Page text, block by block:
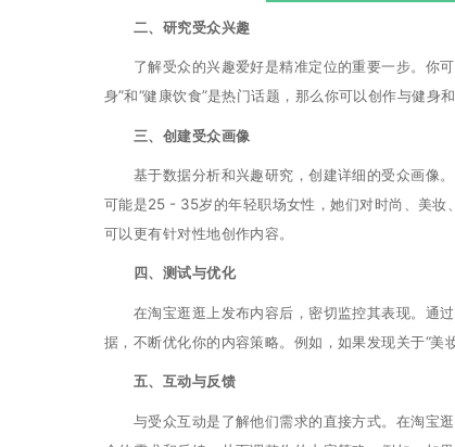
二、研究受众兴趣
了解受众的兴趣爱好是精准定位的重要一步。你可
身”和“健康饮食”是热门话题，那么你可以创作与健身
三、创建受众画像
基于数据分析和兴趣研究，创建详细的受众画像。
可能是25 - 35岁的年轻职场女性，她们对时尚、美妆
可以更有针对性地创作内容。
四、测试与优化
在淘宝逛逛上发布内容后，密切监控其表现。通过
据，不断优化你的内容策略。例如，如果发现关于“美
五、互动与反馈
与受众互动是了解他们需求的直接方式。在淘宝逛